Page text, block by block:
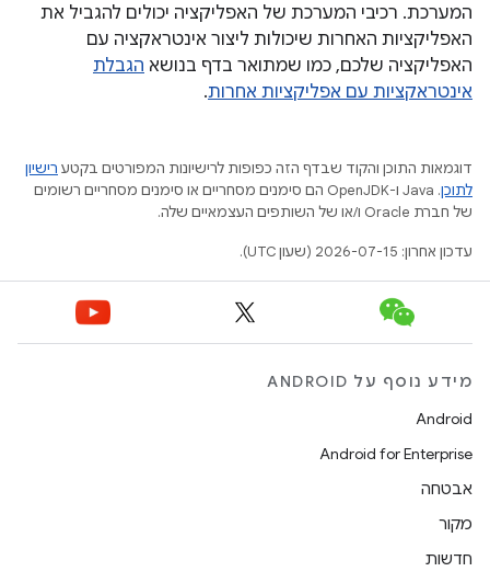
המערכת. רכיבי המערכת של האפליקציה יכולים להגביל את
האפליקציות האחרות שיכולות ליצור אינטראקציה עם
האפליקציה שלכם, כמו שמתואר בדף בנושא הגבלת
אינטראקציות עם אפליקציות אחרות.
דוגמאות התוכן והקוד שבדף הזה כפופות לרישיונות המפורטים בקטע רישיון
לתוכן
.‏ Java ו-OpenJDK הם סימנים מסחריים או סימנים מסחריים רשומים
של חברת Oracle ו/או של השותפים העצמאיים שלה.
עדכון אחרון: 2026-07-15 (שעון UTC).
מידע נוסף על ANDROID
Android
Android for Enterprise
אבטחה
מקור
חדשות